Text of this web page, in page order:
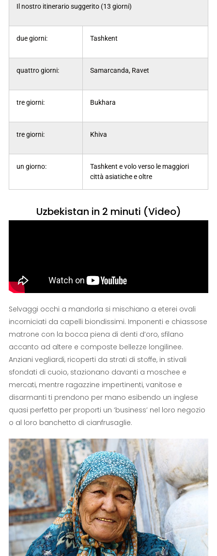
Il nostro itinerario suggerito (13 giorni)
due giorni: Tashkent
quattro giorni: Samarcanda, Ravet
tre giorni: Bukhara
tre giorni: Khiva
un giorno:
Tashkent e volo verso le maggiori
città asiatiche e oltre
Uzbekistan in 2 minuti (Video)
Selvaggi occhi a mandorla si mischiano a eterei ovali
incorniciati da capelli biondissimi. Imponenti e chiassose
matrone con la bocca piena di denti d’oro, sfilano
accanto ad altere e composte bellezze longilinee.
Anziani vegliardi, ricoperti da strati di stoffe, in stivali
sfondati di cuoio, stazionano davanti a moschee e
mercati, mentre ragazzine impertinenti, vanitose e
disarmanti ti prendono per mano esibendo un inglese
quasi perfetto per proporti un ‘business’ nel loro negozio
o al loro banchetto di cianfrusaglie.